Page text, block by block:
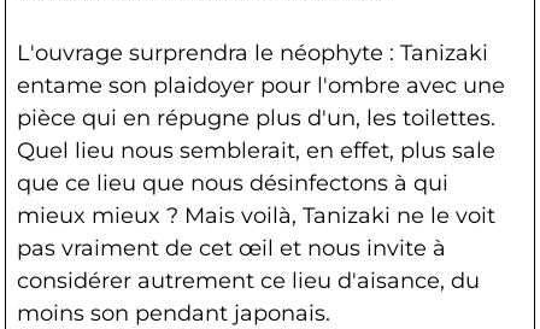
L'ouvrage surprendra le néophyte : Tanizaki
entame son plaidoyer pour l'ombre avec une
pièce qui en répugne plus d'un, les toilettes.
Quel lieu nous semblerait, en effet, plus sale
que ce lieu que nous désinfectons à qui
mieux mieux ? Mais voilà, Tanizaki ne le voit
pas vraiment de cet œil et nous invite à
considérer autrement ce lieu d'aisance, du
moins son pendant japonais.